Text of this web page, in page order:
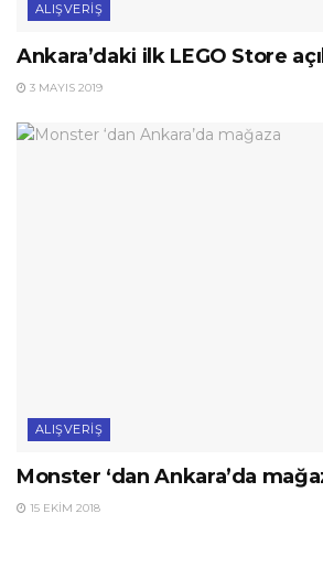
ALIŞVERIŞ
Ankara’daki ilk LEGO Store
3 MAYIS 2019
ALIŞVERIŞ
Monster ‘dan Ankara’da
15 EKIM 2018